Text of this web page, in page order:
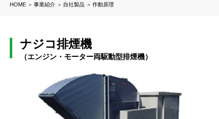
HOME ＞ 事業紹介 ＞ 自社製品 ＞ 作動原理
ナジコ排煙機
（エンジン・モーター両駆動型排煙機）